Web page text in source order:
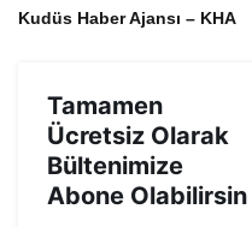
Kudüs Haber Ajansı – KHA
Tamamen
Ücretsiz Olarak
Bültenimize
Abone Olabilirsin